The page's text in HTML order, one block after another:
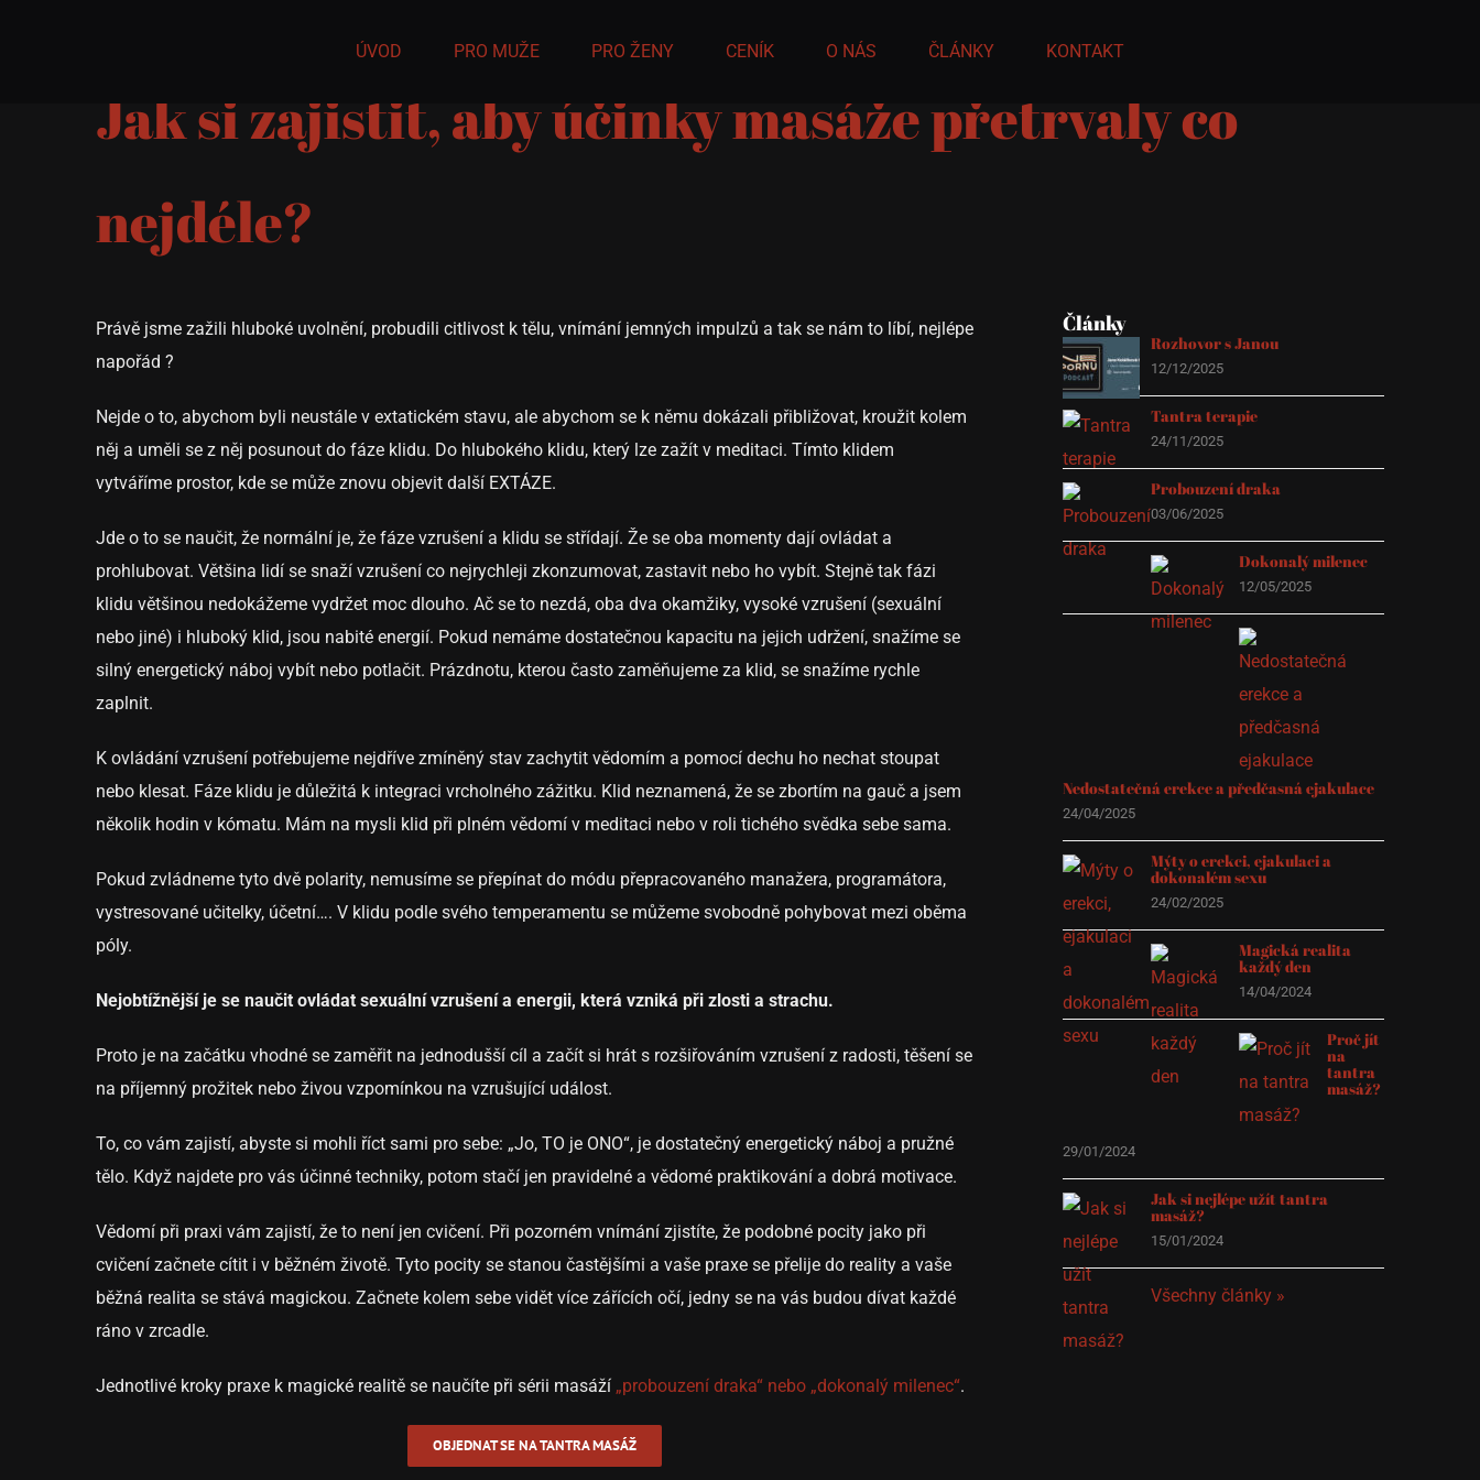
ÚVOD PRO MUŽE PRO ŽENY CENÍK O NÁS ČLÁNKY KONTAKT
Jak si zajistit, aby účinky masáže přetrvaly co
nejdéle?
Právě jsme zažili hluboké uvolnění, probudili citlivost k tělu, vnímání jemných impulzů a tak se nám to líbí, nejlépe
napořád ?
Nejde o to, abychom byli neustále v extatickém stavu, ale abychom se k němu dokázali přibližovat, kroužit kolem
něj a uměli se z něj posunout do fáze klidu. Do hlubokého klidu, který lze zažít v meditaci. Tímto klidem
vytváříme prostor, kde se může znovu objevit další EXTÁZE.
Jde o to se naučit, že normální je, že fáze vzrušení a klidu se střídají. Že se oba momenty dají ovládat a
prohlubovat. Většina lidí se snaží vzrušení co nejrychleji zkonzumovat, zastavit nebo ho vybít. Stejně tak fázi
klidu většinou nedokážeme vydržet moc dlouho. Ač se to nezdá, oba dva okamžiky, vysoké vzrušení (sexuální
nebo jiné) i hluboký klid, jsou nabité energií. Pokud nemáme dostatečnou kapacitu na jejich udržení, snažíme se
silný energetický náboj vybít nebo potlačit. Prázdnotu, kterou často zaměňujeme za klid, se snažíme rychle
zaplnit.
K ovládání vzrušení potřebujeme nejdříve zmíněný stav zachytit vědomím a pomocí dechu ho nechat stoupat
nebo klesat. Fáze klidu je důležitá k integraci vrcholného zážitku. Klid neznamená, že se zbortím na gauč a jsem
několik hodin v kómatu. Mám na mysli klid při plném vědomí v meditaci nebo v roli tichého svědka sebe sama.
Pokud zvládneme tyto dvě polarity, nemusíme se přepínat do módu přepracovaného manažera, programátora,
vystresované učitelky, účetní…. V klidu podle svého temperamentu se můžeme svobodně pohybovat mezi oběma
póly.
Nejobtížnější je se naučit ovládat sexuální vzrušení a energii, která vzniká při zlosti a strachu.
Proto je na začátku vhodné se zaměřit na jednodušší cíl a začít si hrát s rozšiřováním vzrušení z radosti, těšení se
na příjemný prožitek nebo živou vzpomínkou na vzrušující událost.
To, co vám zajistí, abyste si mohli říct sami pro sebe: „Jo, TO je ONO“, je dostatečný energetický náboj a pružné
tělo. Když najdete pro vás účinné techniky, potom stačí jen pravidelné a vědomé praktikování a dobrá motivace.
Vědomí při praxi vám zajistí, že to není jen cvičení. Při pozorném vnímání zjistíte, že podobné pocity jako při
cvičení začnete cítit i v běžném životě. Tyto pocity se stanou častějšími a vaše praxe se přelije do reality a vaše
běžná realita se stává magickou. Začnete kolem sebe vidět více zářících očí, jedny se na vás budou dívat každé
ráno v zrcadle.
Jednotlivé kroky praxe k magické realitě se naučíte při sérii masáží „probouzení draka“ nebo „dokonalý milenec“.
OBJEDNAT SE NA TANTRA MASÁŽ
Články
Rozhovor s Janou
12/12/2025
Tantra terapie
24/11/2025
Probouzení draka
03/06/2025
Dokonalý milenec
12/05/2025
Nedostatečná erekce a předčasná ejakulace
24/04/2025
Mýty o erekci, ejakulaci a
dokonalém sexu
24/02/2025
Magická realita
každý den
14/04/2024
Proč jít
na
tantra
masáž?
29/01/2024
Jak si nejlépe užít tantra
masáž?
15/01/2024
Všechny články »